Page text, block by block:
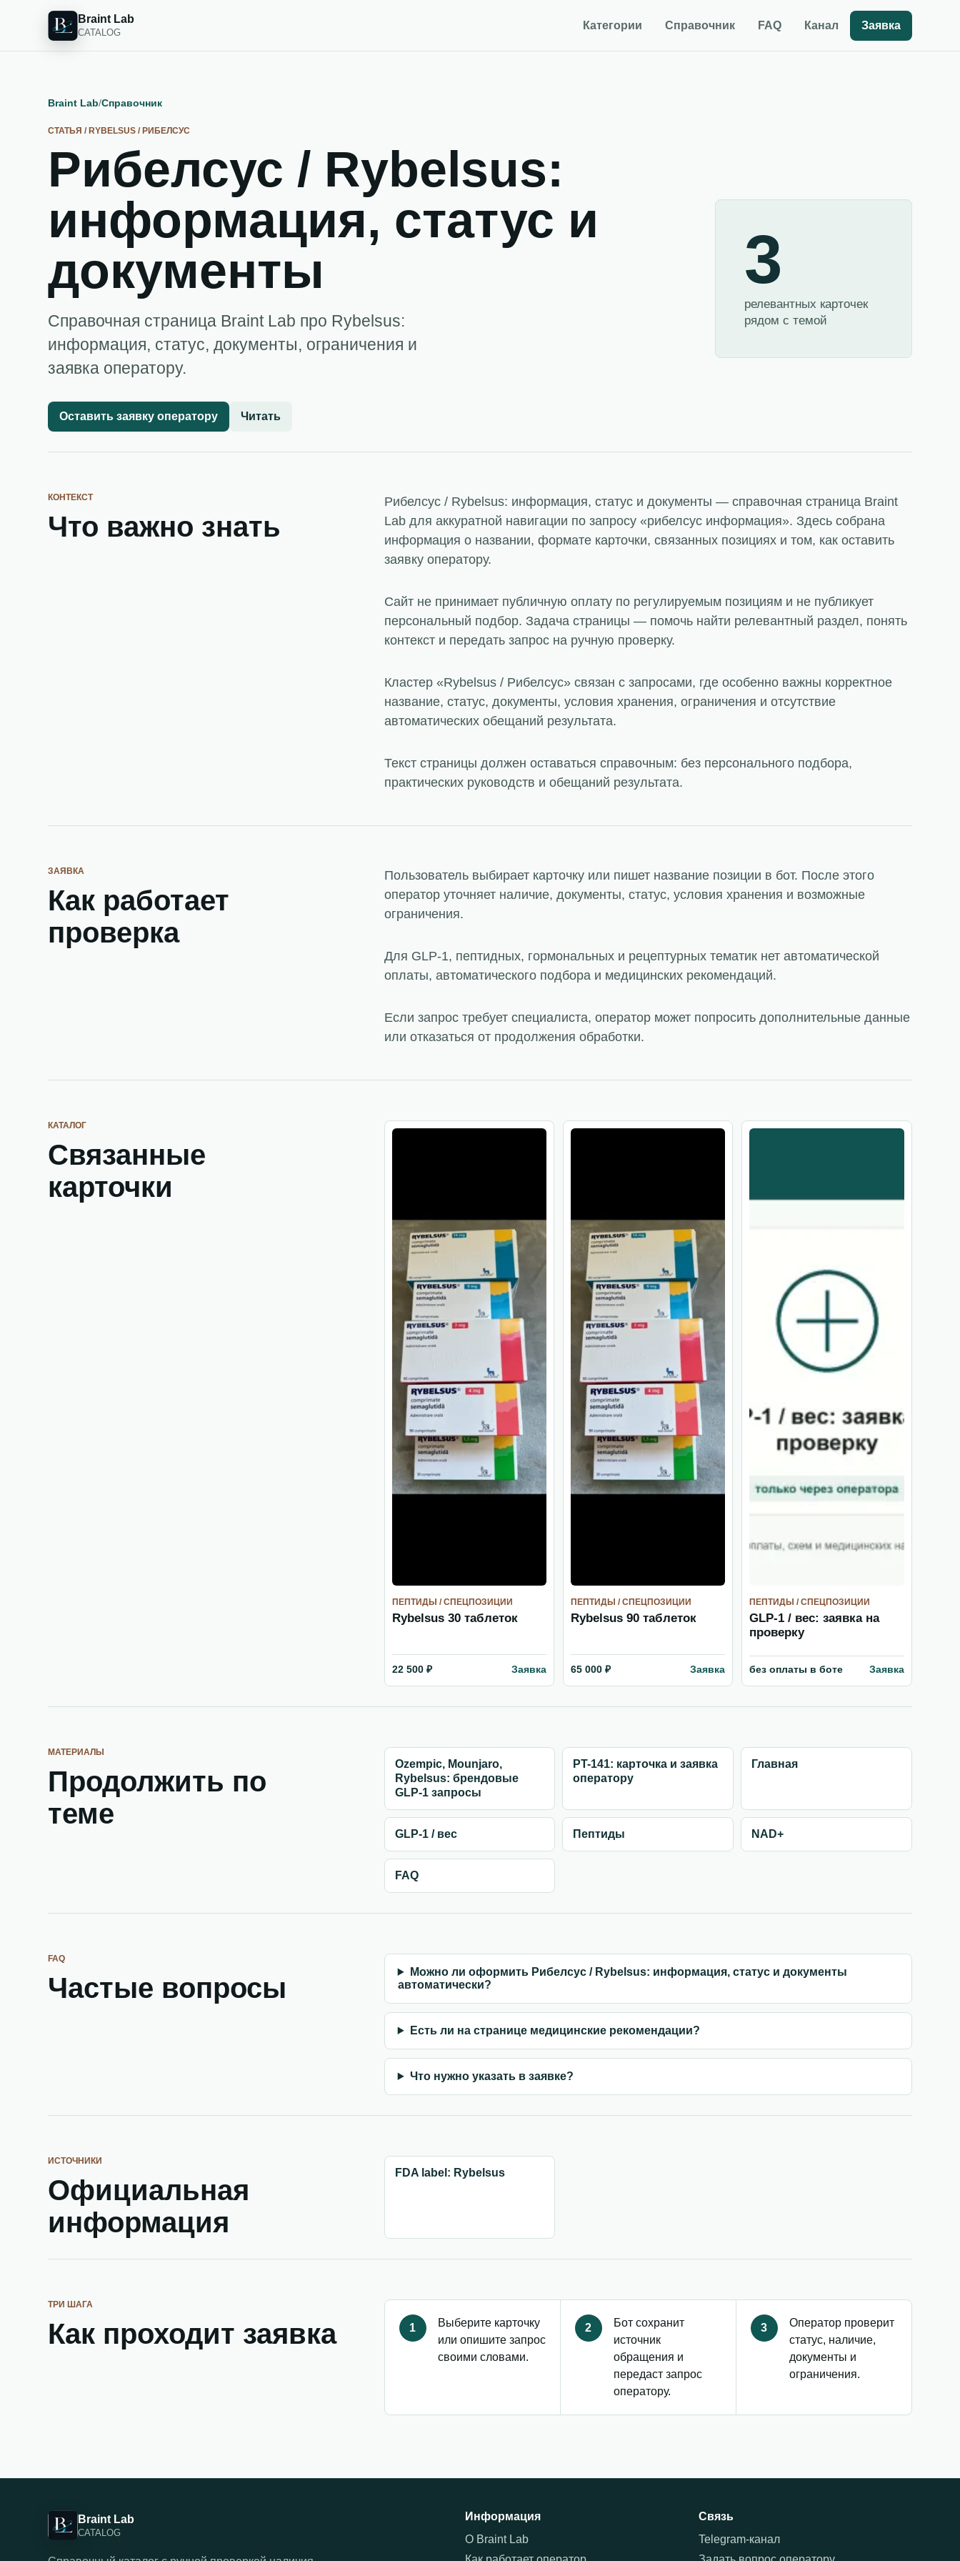
Braint Lab
CATALOG
Категории Справочник FAQ Канал Заявка
Braint Lab/Справочник
СТАТЬЯ / RYBELSUS / РИБЕЛСУС
Рибелсус / Rybelsus:
информация, статус и
документы
Справочная страница Braint Lab про Rybelsus:
информация, статус, документы, ограничения и
заявка оператору.
Оставить заявку оператору Читать
3
релевантных карточек
рядом с темой
КОНТЕКСТ
Что важно знать
Рибелсус / Rybelsus: информация, статус и документы — справочная страница Braint
Lab для аккуратной навигации по запросу «рибелсус информация». Здесь собрана
информация о названии, формате карточки, связанных позициях и том, как оставить
заявку оператору.
Сайт не принимает публичную оплату по регулируемым позициям и не публикует
персональный подбор. Задача страницы — помочь найти релевантный раздел, понять
контекст и передать запрос на ручную проверку.
Кластер «Rybelsus / Рибелсус» связан с запросами, где особенно важны корректное
название, статус, документы, условия хранения, ограничения и отсутствие
автоматических обещаний результата.
Текст страницы должен оставаться справочным: без персонального подбора,
практических руководств и обещаний результата.
ЗАЯВКА
Как работает
проверка
Пользователь выбирает карточку или пишет название позиции в бот. После этого
оператор уточняет наличие, документы, статус, условия хранения и возможные
ограничения.
Для GLP-1, пептидных, гормональных и рецептурных тематик нет автоматической
оплаты, автоматического подбора и медицинских рекомендаций.
Если запрос требует специалиста, оператор может попросить дополнительные данные
или отказаться от продолжения обработки.
КАТАЛОГ
Связанные
карточки
ПЕПТИДЫ / СПЕЦПОЗИЦИИ
Rybelsus 30 таблеток
22 500 ₽ Заявка
ПЕПТИДЫ / СПЕЦПОЗИЦИИ
Rybelsus 90 таблеток
65 000 ₽ Заявка
ПЕПТИДЫ / СПЕЦПОЗИЦИИ
GLP-1 / вес: заявка на
проверку
без оплаты в боте Заявка
МАТЕРИАЛЫ
Продолжить по
теме
Ozempic, Mounjaro,
Rybelsus: брендовые
GLP-1 запросы
PT-141: карточка и заявка
оператору
Главная
GLP-1 / вес Пептиды NAD+
FAQ
FAQ
Частые вопросы
Можно ли оформить Рибелсус / Rybelsus: информация, статус и документы
автоматически?
Есть ли на странице медицинские рекомендации?
Что нужно указать в заявке?
ИСТОЧНИКИ
Официальная
информация
FDA label: Rybelsus
ТРИ ШАГА
Как проходит заявка 1
Выберите карточку
или опишите запрос
своими словами.
2
Бот сохранит
источник
обращения и
передаст запрос
оператору.
3
Оператор проверит
статус, наличие,
документы и
ограничения.
Braint Lab
CATALOG
Информация
О Braint Lab
Связь
Telegram-канал